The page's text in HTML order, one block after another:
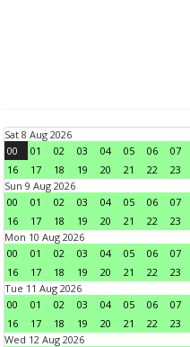
Sat 8 Aug 2026
00
01 02 03 04 05 06 07
16
17 18 19 20 21 22
23
Sun 9 Aug 2026
00
01 02 03 04 05 06 07
16
17 18 19 20 21 22
23
Mon 10 Aug 2026
00
01 02 03 04 05 06 07
16
17 18 19 20 21 22
23
Tue 11 Aug 2026
00
01 02 03 04 05 06 07
16
17 18 19 20 21 22
23
Wed 12 Aug 2026